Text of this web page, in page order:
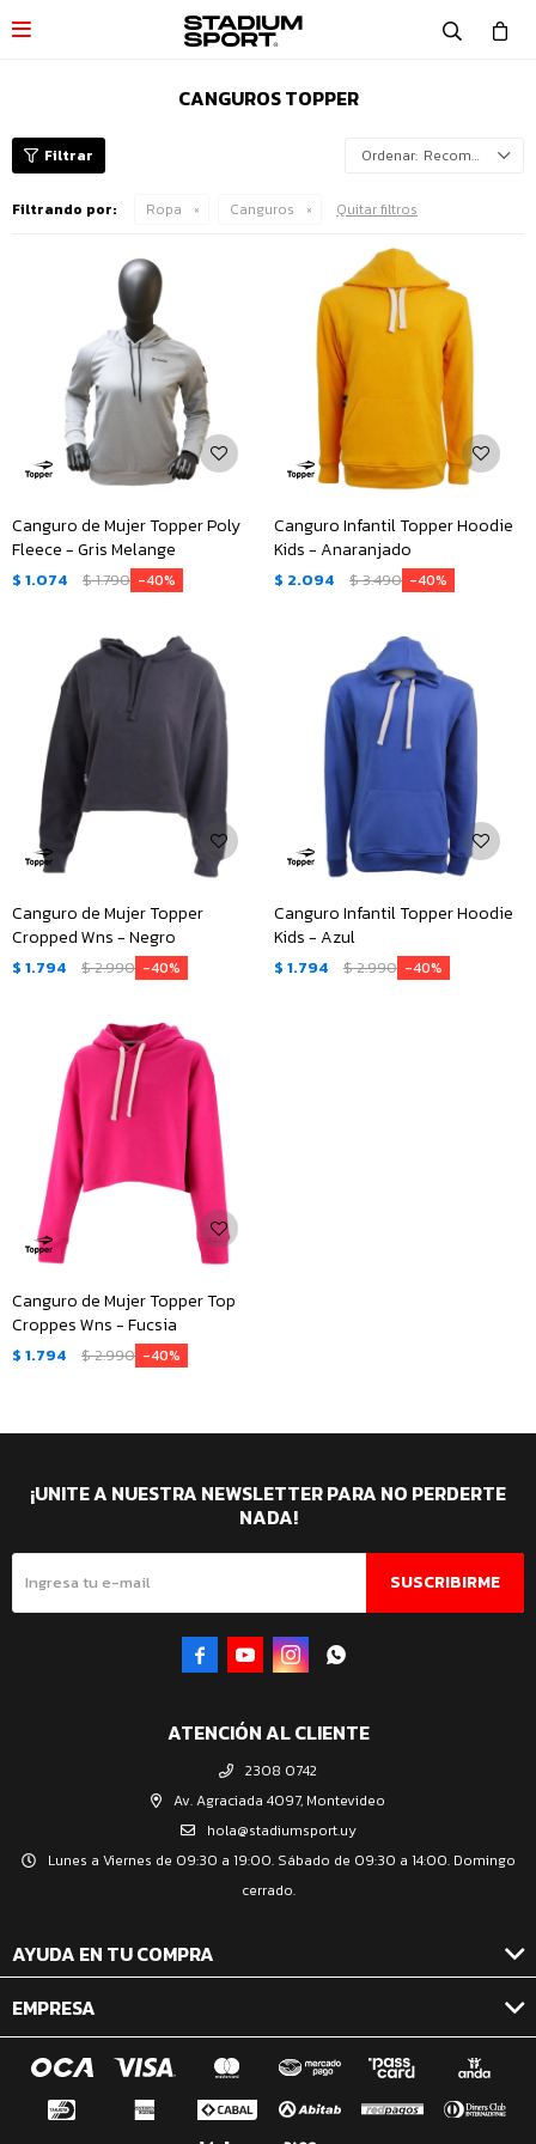

CANGUROS TOPPER
Recomendados
Filtrando por: Ropa Canguros Quitar filtros
Canguro de Mujer Topper Poly
Fleece - Gris Melange
$ 1.074 $1.790 40
Canguro Infantil Topper Hoodie
Kids - Anaranjado
$ 2.094 $3.490 40
Canguro de Mujer Topper
Cropped Wns - Negro
$ 1.794 $2.990 40
Canguro Infantil Topper Hoodie
Kids - Azul
$ 1.794 $2.990 40
Canguro de Mujer Topper Top
Croppes Wns - Fucsia
$ 1.794 $2.990 40
ATENCIÓN AL CLIENTE
2308 0742
Av. Agraciada 4097, Montevideo
hola@stadiumsport.uy
Lunes a Viernes de 09:30 a 19:00. Sábado de 09:30 a 14:00. Domingo
cerrado.
AYUDA EN TU COMPRA
EMPRESA
¡UNITE A NUESTRA NEWSLETTER PARA NO PERDERTE
NADA!
SUSCRIBIRME
   